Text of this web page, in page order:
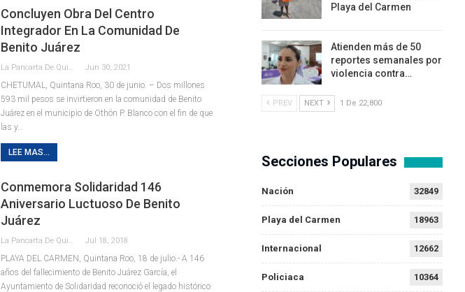
Concluyen Obra Del Centro
Integrador En La Comunidad De
Benito Juárez
Jun 30, 2021
CHETUMAL, Quintana Roo, 30 de junio. – Dos millones
593 mil pesos se invirtieron en la comunidad de Benito
Juárez en el municipio de Othón P. Blanco con el fin de que
las y…
LEE MAS...
Conmemora Solidaridad 146
Aniversario Luctuoso De Benito
Juárez
Jul 18, 2018
PLAYA DEL CARMEN, Quintana Roo, 18 de julio.- A 146
años del fallecimiento de Benito Juárez García, el
Ayuntamiento de Solidaridad reconoció el legado histórico
Playa del Carmen
Atienden más de 50
reportes semanales por
violencia contra…
PREV NEXT 1 De 22,800
Secciones Populares
Nación 32849
Playa del Carmen 18963
Internacional 12662
Policiaca 10364